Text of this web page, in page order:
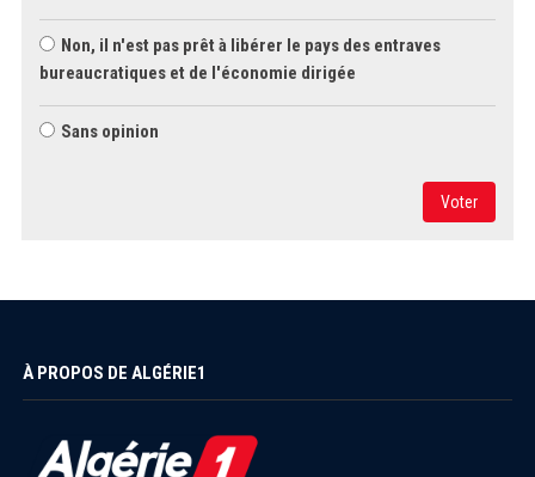
Non, il n'est pas prêt à libérer le pays des entraves
bureaucratiques et de l'économie dirigée
Sans opinion
Voter
À PROPOS DE ALGÉRIE1